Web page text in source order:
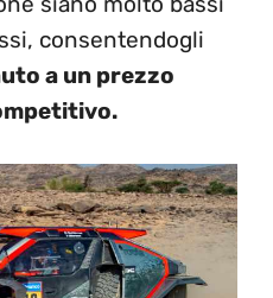
consentendogli
a un prezzo